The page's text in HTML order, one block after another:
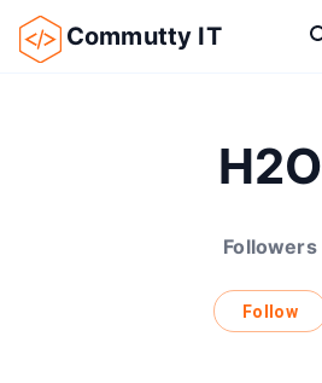
Commutty IT
H2O
Followers
Follow